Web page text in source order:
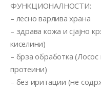
ФУНКЦИОНАЛНОСТИ:
– лесно варлива храна
– здрава кожа и сјајно
киселини)
– брза обработка
протеини)
– без иритации (не